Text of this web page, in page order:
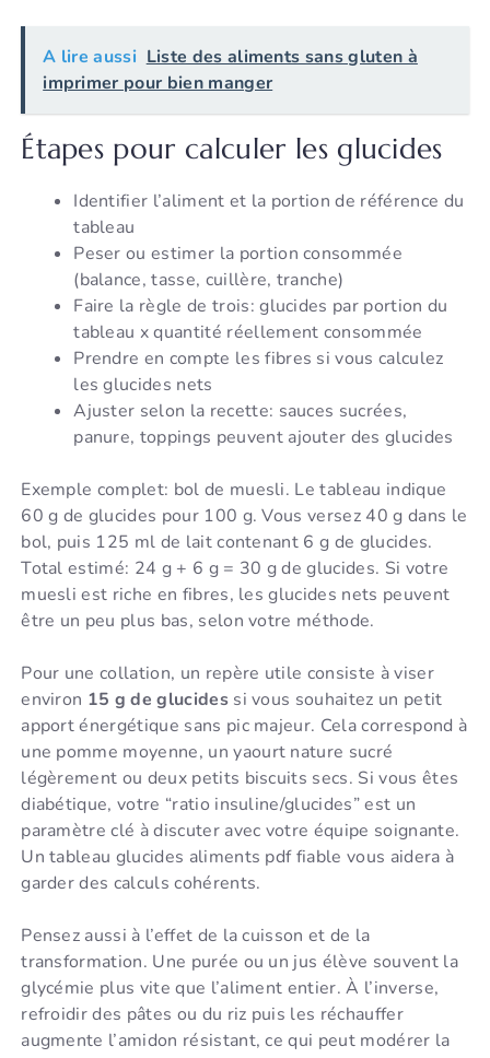
A lire aussi Liste des aliments sans gluten à
imprimer pour bien manger
Étapes pour calculer les glucides
Identifier l’aliment et la portion de référence du
tableau
Peser ou estimer la portion consommée
(balance, tasse, cuillère, tranche)
Faire la règle de trois: glucides par portion du
tableau x quantité réellement consommée
Prendre en compte les fibres si vous calculez
les glucides nets
Ajuster selon la recette: sauces sucrées,
panure, toppings peuvent ajouter des glucides
Exemple complet: bol de muesli. Le tableau indique
60 g de glucides pour 100 g. Vous versez 40 g dans le
bol, puis 125 ml de lait contenant 6 g de glucides.
Total estimé: 24 g + 6 g = 30 g de glucides. Si votre
muesli est riche en fibres, les glucides nets peuvent
être un peu plus bas, selon votre méthode.
Pour une collation, un repère utile consiste à viser
environ 15 g de glucidessi vous souhaitez un petit
apport énergétique sans pic majeur. Cela correspond à
une pomme moyenne, un yaourt nature sucré
légèrement ou deux petits biscuits secs. Si vous êtes
diabétique, votre “ratio insuline/glucides” est un
paramètre clé à discuter avec votre équipe soignante.
Un tableau glucides aliments pdf fiable vous aidera à
garder des calculs cohérents.
Pensez aussi à l’effet de la cuisson et de la
transformation. Une purée ou un jus élève souvent la
glycémie plus vite que l’aliment entier. À l’inverse,
refroidir des pâtes ou du riz puis les réchauffer
augmente l’amidon résistant, ce qui peut modérer la